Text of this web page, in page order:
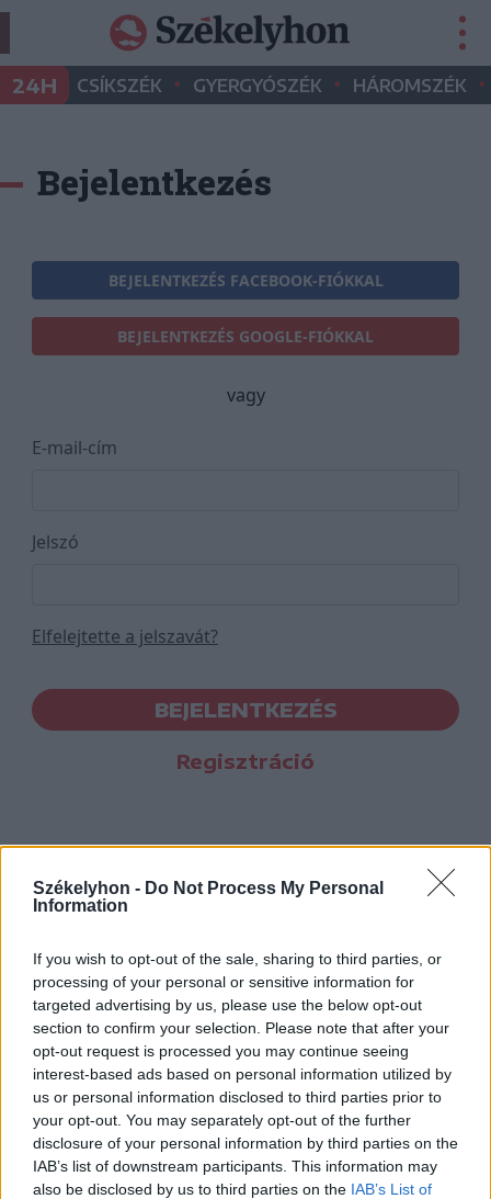
Székelyhon - Do Not Process My Personal
Information
If you wish to opt-out of the sale, sharing to third parties, or
processing of your personal or sensitive information for
targeted advertising by us, please use the below opt-out
section to confirm your selection. Please note that after your
opt-out request is processed you may continue seeing
interest-based ads based on personal information utilized by
us or personal information disclosed to third parties prior to
your opt-out. You may separately opt-out of the further
disclosure of your personal information by third parties on the
IAB’s list of downstream participants. This information may
also be disclosed by us to third parties on the IAB’s List of
24H CSÍKSZÉK • GYERGYÓSZÉK • HÁROMSZÉK •
Bejelentkezés
BEJELENTKEZÉS FACEBOOK-FIÓKKAL
BEJELENTKEZÉS GOOGLE-FIÓKKAL
vagy
E-mail-cím
Jelszó
Elfelejtette a jelszavát?
BEJELENTKEZÉS
Regisztráció
Hasznos
Impresszum
Szerzői jogok
Adatvédelmi tájékoztató
Cookie-kezelési tájékoztató